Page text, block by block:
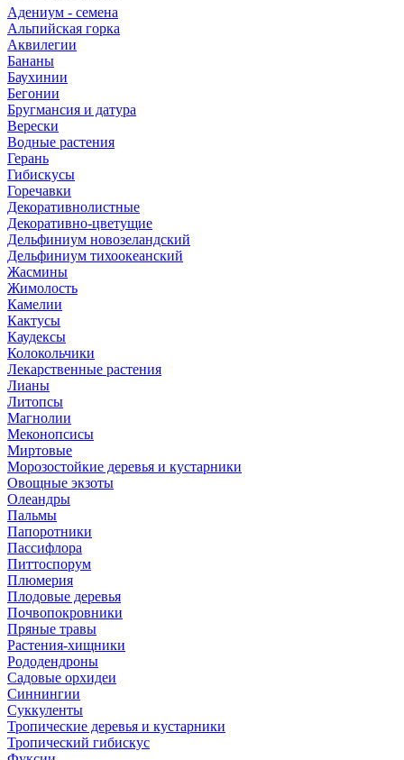
Адениум - семена
Альпийская горка
Аквилегии
Бананы
Баухинии
Бегонии
Бругмансия и датура
Верески
Водные растения
Герань
Гибискусы
Горечавки
Декоративнолистные
Декоративно-цветущие
Дельфиниум новозеландский
Дельфиниум тихоокеанский
Жасмины
Жимолость
Камелии
Кактусы
Каудексы
Колокольчики
Лекарственные растения
Лианы
Литопсы
Магнолии
Меконопсисы
Миртовые
Морозостойкие деревья и кустарники
Овощные экзоты
Олеандры
Пальмы
Папоротники
Пассифлора
Питтоспорум
Плюмерия
Плодовые деревья
Почвопокровники
Пряные травы
Растения-хищники
Рододендроны
Садовые орхидеи
Синнингии
Суккуленты
Тропические деревья и кустарники
Тропический гибискус